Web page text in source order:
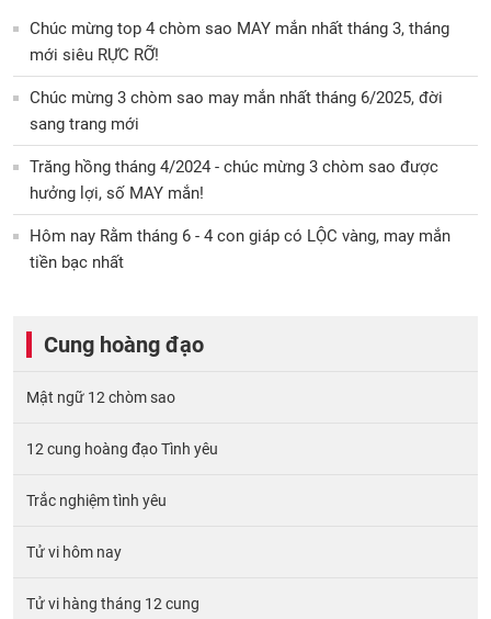
Chúc mừng top 4 chòm sao MAY mắn nhất tháng 3, tháng
mới siêu RỰC RỠ!
Chúc mừng 3 chòm sao may mắn nhất tháng 6/2025, đời
sang trang mới
Trăng hồng tháng 4/2024 - chúc mừng 3 chòm sao được
hưởng lợi, số MAY mắn!
Hôm nay Rằm tháng 6 - 4 con giáp có LỘC vàng, may mắn
tiền bạc nhất
Cung hoàng đạo
Mật ngữ 12 chòm sao
12 cung hoàng đạo Tình yêu
Trắc nghiệm tình yêu
Tử vi hôm nay
Tử vi hàng tháng 12 cung